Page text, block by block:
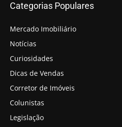
Categorias Populares
Mercado Imobiliário
Notícias
Curiosidades
Dicas de Vendas
Corretor de Imóveis
Colunistas
Legislação